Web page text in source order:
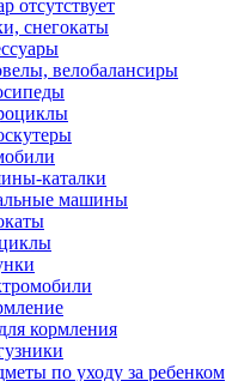
отсутствует
снегокаты
велобалансиры
каталки
машины
кормления
по уходу за ребенком